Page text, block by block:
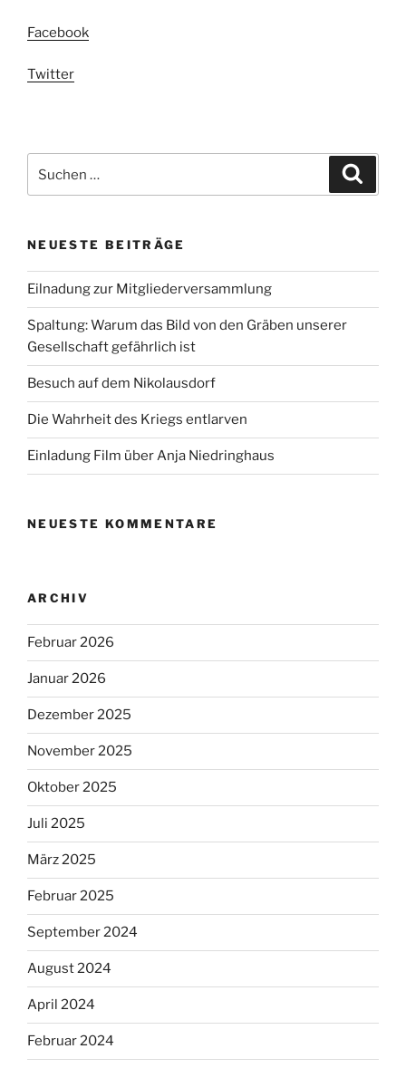
Facebook
Twitter
nach:
NEUESTE BEITRÄGE
Eilnadung zur Mitgliederversammlung
Spaltung: Warum das Bild von den Gräben unserer
Gesellschaft gefährlich ist
Besuch auf dem Nikolausdorf
Die Wahrheit des Kriegs entlarven
Einladung Film über Anja Niedringhaus
NEUESTE KOMMENTARE
ARCHIV
Februar 2026
Januar 2026
Dezember 2025
November 2025
Oktober 2025
Juli 2025
März 2025
Februar 2025
September 2024
August 2024
April 2024
Februar 2024